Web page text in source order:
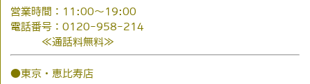
営業時間：11:00～19:00
電話番号：0120-958-214
≪通話料無料≫
●東京・恵比寿店